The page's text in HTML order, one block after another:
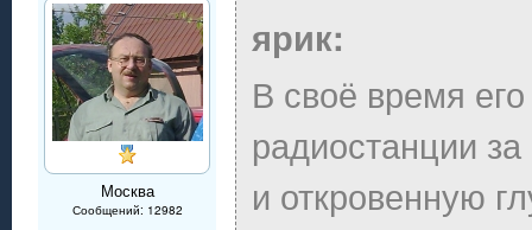
Москва
Сообщений: 12982
ярик:
В своё время
радиостанции
и откровенную